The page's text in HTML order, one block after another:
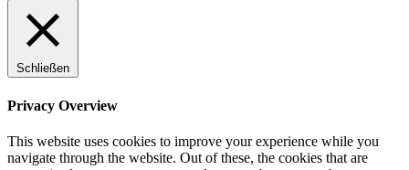
Schließen
Privacy Overview
This website uses cookies to improve your experience while you
navigate through the website. Out of these, the cookies that are